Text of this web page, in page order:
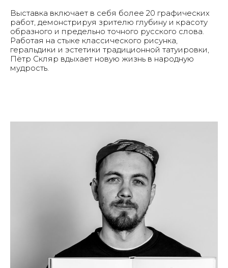
Выставка включает в себя более 20 графических
работ, демонстрируя зрителю глубину и красоту
образного и предельно точного русского слова.
Работая на стыке классического рисунка,
геральдики и эстетики традиционной татуировки,
Пётр Скляр вдыхает новую жизнь в народную
мудрость.